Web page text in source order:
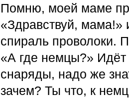
Помню, моей маме
«Здравствуй,
спираль проволоки.
«А где немцы?» Идёт
снаряды, надо же
зачем? Ты что, к